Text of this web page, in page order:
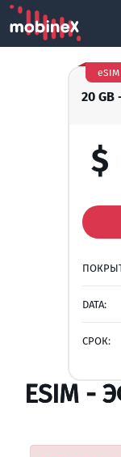
20 GB
eSIM
$
DATA:
СРОК:
ESIM -